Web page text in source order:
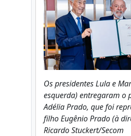
Os presidentes Lula e
esquerda) entregaram o
Adélia Prado, que foi
filho Eugênio Prado (à
Ricardo Stuckert/Secom